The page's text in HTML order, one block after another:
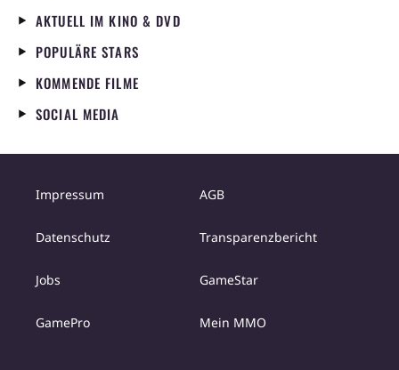
AKTUELL IM KINO & DVD
POPULÄRE STARS
KOMMENDE FILME
SOCIAL MEDIA
Impressum AGB
Datenschutz Transparenzbericht
Jobs GameStar
GamePro Mein MMO